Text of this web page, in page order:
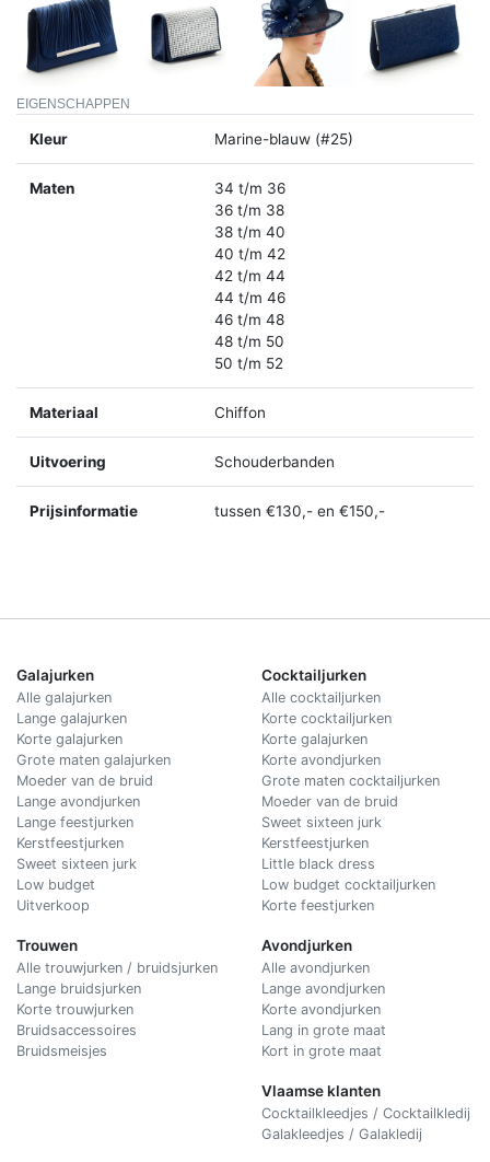
EIGENSCHAPPEN
Kleur Marine-blauw (#25)
Maten
34 t/m 36
36 t/m 38
38 t/m 40
40 t/m 42
42 t/m 44
44 t/m 46
46 t/m 48
48 t/m 50
50 t/m 52
Materiaal Chiffon
Uitvoering Schouderbanden
Prijsinformatie tussen €130,- en €150,-
Galajurken
Alle galajurken
Lange galajurken
Korte galajurken
Grote maten galajurken
Moeder van de bruid
Lange avondjurken
Lange feestjurken
Kerstfeestjurken
Sweet sixteen jurk
Low budget
Uitverkoop
Trouwen
Alle trouwjurken / bruidsjurken
Lange bruidsjurken
Korte trouwjurken
Bruidsaccessoires
Bruidsmeisjes
Cocktailjurken
Alle cocktailjurken
Korte cocktailjurken
Korte galajurken
Korte avondjurken
Grote maten cocktailjurken
Moeder van de bruid
Sweet sixteen jurk
Kerstfeestjurken
Little black dress
Low budget cocktailjurken
Korte feestjurken
Avondjurken
Alle avondjurken
Lange avondjurken
Korte avondjurken
Lang in grote maat
Kort in grote maat
Vlaamse klanten
Cocktailkleedjes / Cocktailkledij
Galakleedjes / Galakledij